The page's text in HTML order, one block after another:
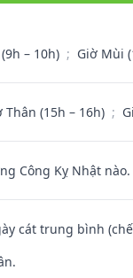
– 10h) ; Giờ Mùi
Thân (15h – 16h) ;
Công Kỵ Nhật nào.
cát trung bình